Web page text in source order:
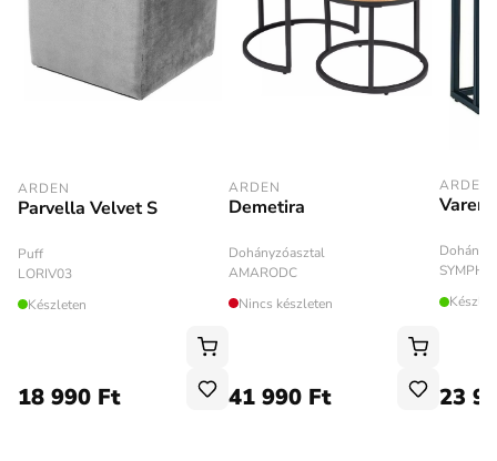
ARDEN
Parvella Velvet S
Puff
LORIV03
Készleten
18 990 Ft
ARDEN
Demetira
Dohányzóasztal
AMARODC
Nincs készleten
41 990 Ft
ARDEN
23